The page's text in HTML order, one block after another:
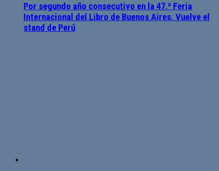
Por segundo año consecutivo en la 47.ª Feria
Internacional del Libro de Buenos Aires. Vuelve el
stand de Perú